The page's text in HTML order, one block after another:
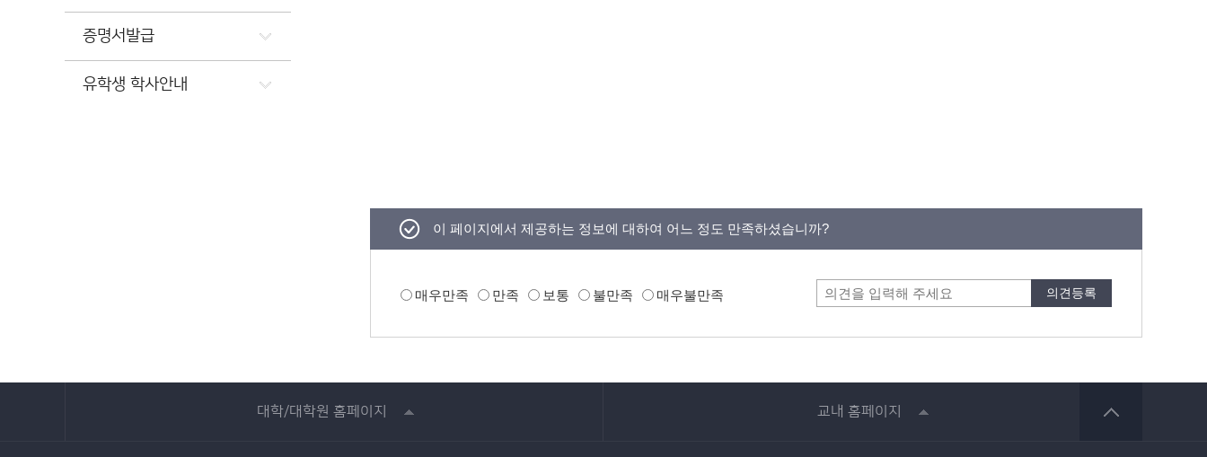
증명서발급
유학생 학사안내
이 페이지에서 제공하는 정보에 대하여 어느 정도 만족하셨습니까?
매우만족 만족 보통 불만족 매우불만족
대학/대학원 홈페이지 교내 홈페이지